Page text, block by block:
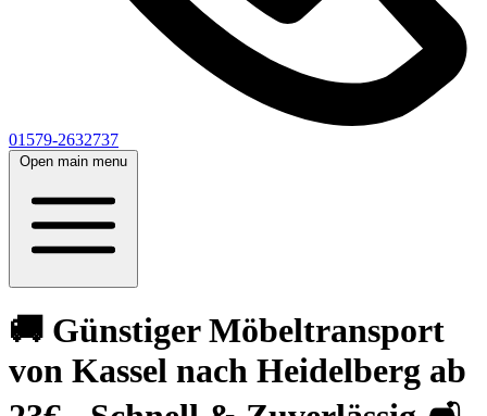
01579-2632737
Open main menu
🚚 Günstiger Möbeltransport
von Kassel nach Heidelberg ab